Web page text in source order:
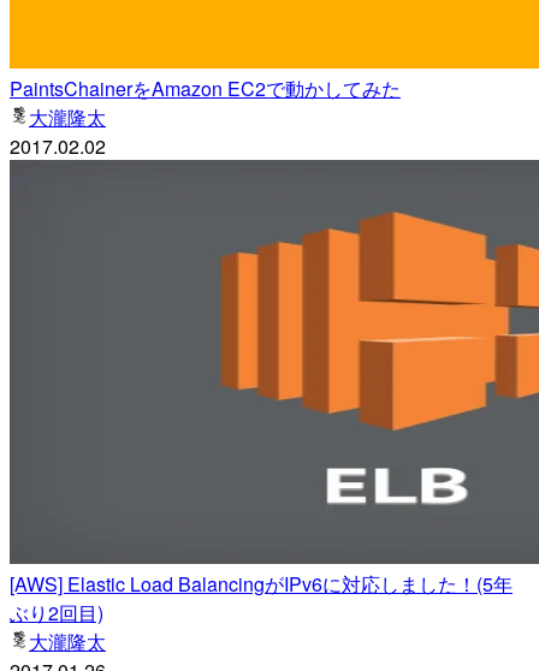
PaintsChainerをAmazon EC2で動かしてみた
大瀧隆太
2017.02.02
[AWS] Elastic Load BalancingがIPv6に対応しました！(5年
ぶり2回目)
大瀧隆太